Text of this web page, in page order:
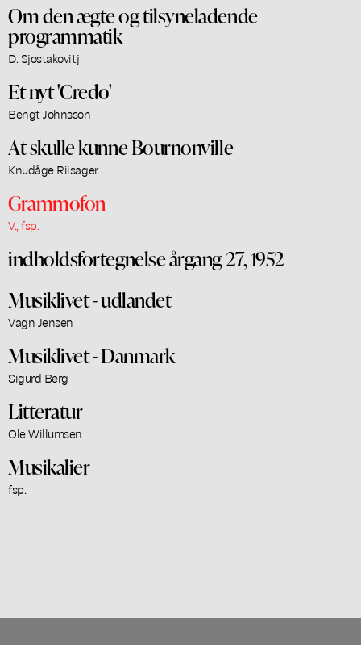
Om den ægte og tilsyneladende
programmatik
D. Sjostakovitj
Et nyt 'Credo'
Bengt Johnsson
At skulle kunne Bournonville
Knudåge Riisager
Grammofon
V., fsp.
indholdsfortegnelse årgang 27, 1952
Musiklivet - udlandet
Vagn Jensen
Musiklivet - Danmark
Sigurd Berg
Litteratur
Ole Willumsen
Musikalier
fsp.